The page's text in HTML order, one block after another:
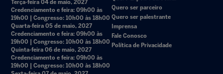
Terça-feira 04 de maio, 2027
Credenciamento e feira: 09h00 às
19h00 | Congresso: 10h00 às 18h00
Quarta-feira 05 de maio, 2027
Credenciamento e feira: 09h00 às
19h00 | Congresso: 10h00 às 18h00
Quinta-feira 06 de maio, 2027
Credenciamento e feira: 09h00 às
19h00 | Congresso: 10h00 às 18h00
Quero ser parceiro
Quero ser palestrante
Imprensa
Fale Conosco
Política de Privacidade